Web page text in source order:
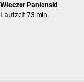
Wieczor Panienski
Laufzeit 73 min.